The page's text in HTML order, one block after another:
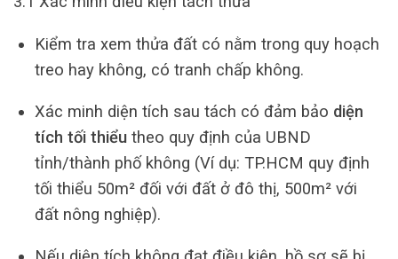
Kiểm tra xem thửa đất có nằm trong quy hoạch
treo hay không, có tranh chấp không.
Xác minh diện tích sau tách có đảm bảo diện
tích tối thiểutheo quy định của UBND
tỉnh/thành phố không (Ví dụ: TP.HCM quy định
tối thiểu 50m² đối với đất ở đô thị, 500m² với
đất nông nghiệp).